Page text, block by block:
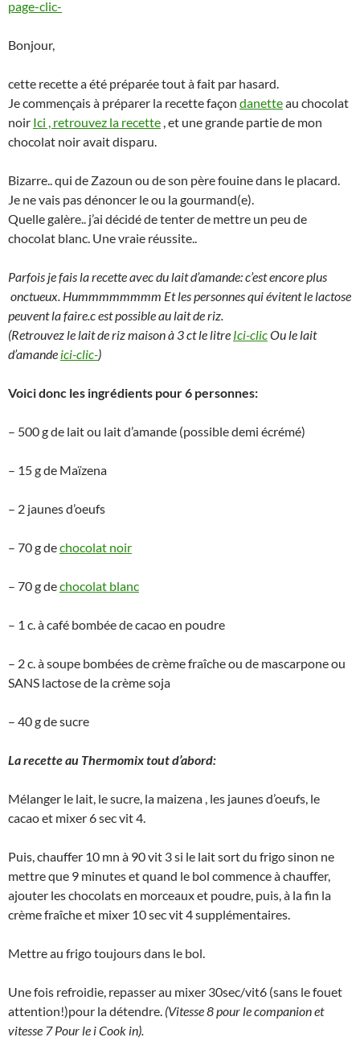
page-clic-
Bonjour,
cette recette a été préparée tout à fait par hasard.
Je commençais à préparer la recette façon danetteau chocolat
noir Ici , retrouvez la recette , et une grande partie de mon
chocolat noir avait disparu.
Bizarre.. qui de Zazoun ou de son père fouine dans le placard.
Je ne vais pas dénoncer le ou la gourmand(e).
Quelle galère.. j’ai décidé de tenter de mettre un peu de
chocolat blanc. Une vraie réussite..
Parfois je fais la recette avec du lait d’amande: c’est encore plus
onctueux. Hummmmmmmm Et les personnes qui évitent le lactose
peuvent la faire.c est possible au lait de riz.
(Retrouvez le lait de riz maison à 3 ct le litre Ici-clicOu le lait
d’amande ici-clic-)
Voici donc les ingrédients pour 6 personnes:
– 500 g de lait ou lait d’amande (possible demi écrémé)
– 15 g de Maïzena
– 2 jaunes d’oeufs
– 70 g dechocolat noir
– 70 g dechocolat blanc
– 1 c. à café bombée de cacao en poudre
– 2 c. à soupe bombées de crème fraîche ou de mascarpone ou
SANS lactose de la crème soja
– 40 g de sucre
La recette au Thermomix tout d’abord:
Mélanger le lait, le sucre, la maizena , les jaunes d’oeufs, le
cacao et mixer 6 sec vit 4.
Puis, chauffer 10 mn à 90 vit 3 si le lait sort du frigo sinon ne
mettre que 9 minutes et quand le bol commence à chauffer,
ajouter les chocolats en morceaux et poudre, puis, à la fin la
crème fraîche et mixer 10 sec vit 4 supplémentaires.
Mettre au frigo toujours dans le bol.
Une fois refroidie, repasser au mixer 30sec/vit6 (sans le fouet
attention!)pour la détendre. (Vitesse 8 pour le companion et
vitesse 7 Pour le i Cook in).